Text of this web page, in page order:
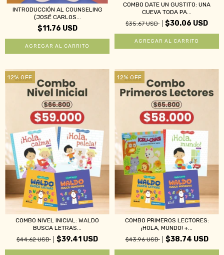
INTRODUCCIÓN AL COUNSELING
(JOSÉ CARLOS...
$11.76 USD
COMBO DATE UN GUSTITO: UNA
CUEVA TODA PA...
$35.67 USD
$30.06 USD
12% OFF
COMBO NIVEL INICIAL: WALDO
BUSCA LETRAS...
$44.62 USD
$39.41 USD
12% OFF
COMBO PRIMEROS LECTORES:
¡HOLA, MUNDO! +...
$43.96 USD
$38.74 USD